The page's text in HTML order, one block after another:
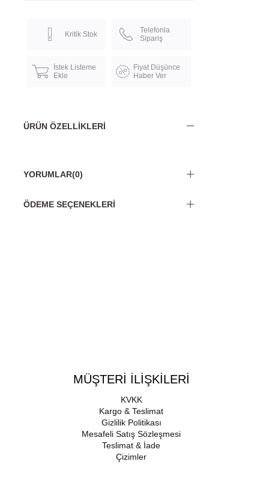
Kritik Stok
Telefonla
Sipariş
İstek Listeme
Ekle
Fiyat Düşünce
Haber Ver
ÜRÜN ÖZELLIKLERI
YORUMLAR(0)
ÖDEME SEÇENEKLERI
MÜŞTERİ İLİŞKİLERİ
KVKK
Kargo & Teslimat
Gizlilik Politikası
Mesafeli Satış Sözleşmesi
Teslimat & İade
Çizimler